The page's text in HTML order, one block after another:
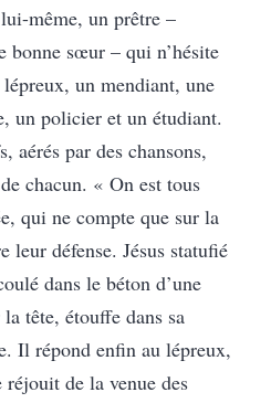
même, un prêtre –
bonne sœur – qui n’hésite
un mendiant, une
un policier et un étudiant.
aérés par des chansons,
chacun. « On est tous
qui ne compte que sur la
leur défense. Jésus statufié
dans le béton d’une
tête, étouffe dans sa
Il répond enfin au lépreux,
de la venue des